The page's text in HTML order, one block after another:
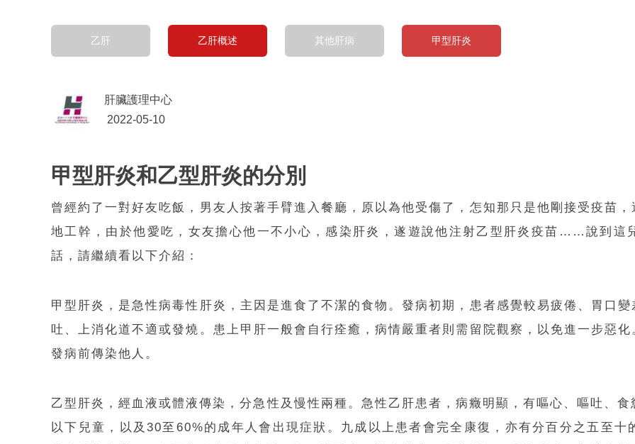
乙肝 乙肝概述 其他肝病 甲型肝炎
肝臟護理中心
2022-05-10
甲型肝炎和乙型肝炎的分別
曾經約了一對好友吃飯，男友人按著手臂進入餐廳，原以為他受傷了，怎知那只是他剛接受疫苗
地工幹，由於他愛吃，女友擔心他一不小心，感染肝炎，遂遊說他注射乙型肝炎疫苗……說到這
話，請繼續看以下介紹：
甲型肝炎，是急性病毒性肝炎，主因是進食了不潔的食物。發病初期，患者感覺較易疲倦、胃口
吐、上消化道不適或發燒。患上甲肝一般會自行痊癒，病情嚴重者則需留院觀察，以免進一步惡
發病前傳染他人。
乙型肝炎，經血液或體液傳染，分急性及慢性兩種。急性乙肝患者，病癥明顯，有嘔心、嘔吐、
以下兒童，以及30至60%的成年人會出現症狀。九成以上患者會完全康復，亦有分百分之五至